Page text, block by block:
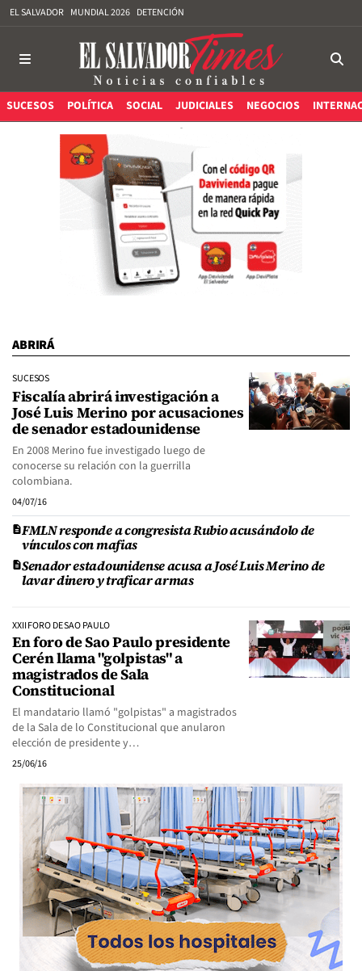
EL SALVADOR MUNDIAL 2026 DETENCIÓN
SUCESOS POLÍTICA SOCIAL JUDICIALES NEGOCIOS
ABRIRÁ
SUCESOS
Fiscalía abrirá investigación a
José Luis Merino por acusaciones
de senador estadounidense
En 2008 Merino fue investigado luego de
conocerse su relación con la guerrilla
colombiana.
04/07/16
FMLN responde a congresista Rubio acusándolo de
vínculos con mafias
Senador estadounidense acusa a José Luis Merino de
lavar dinero y traficar armas
XXII FORO DE SAO PAULO
En foro de Sao Paulo presidente
Cerén llama "golpistas" a
magistrados de Sala
Constitucional
El mandatario llamó "golpistas" a magistrados
de la Sala de lo Constitucional que anularon
elección de presidente y…
25/06/16